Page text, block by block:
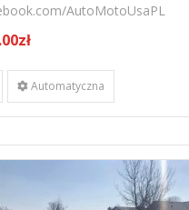
AutoMotoUsaPL
Automatyczna